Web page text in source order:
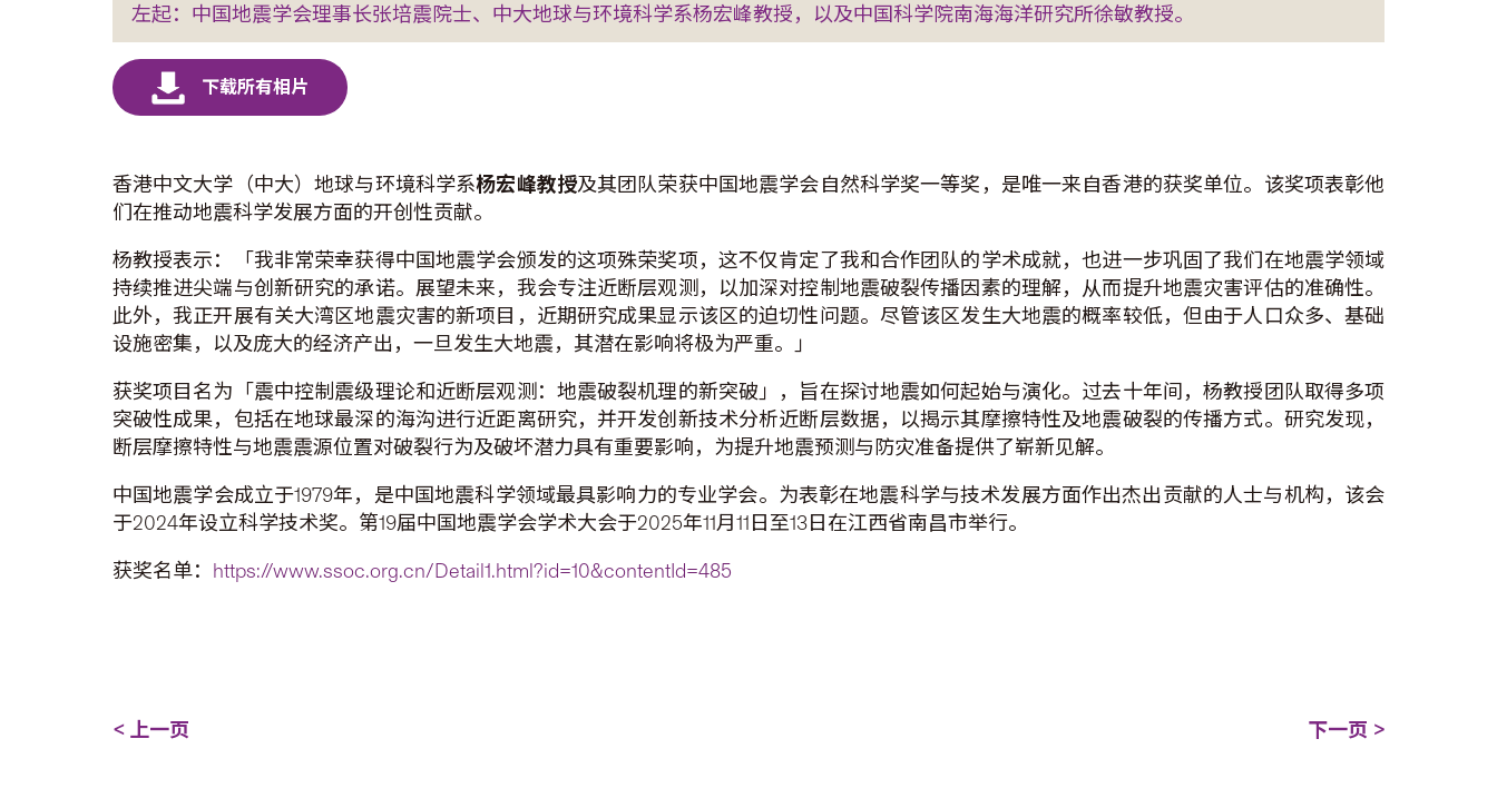
左起：中国地震学会理事长张培震院士、中大地球与环境科学系杨宏峰教授，以及中国科学院南海海洋研究所徐敏教授。
香港中文大学（中大）地球与环境科学系杨宏峰教授及其团队荣获中国地震学会自然科学奖一等奖，是唯一来自香港的获奖单位。该奖项表彰他
们在推动地震科学发展方面的开创性贡献。
杨教授表示：「我非常荣幸获得中国地震学会颁发的这项殊荣奖项，这不仅肯定了我和合作团队的学术成就，也进一步巩固了我们在地震学领域
持续推进尖端与创新研究的承诺。展望未来，我会专注近断层观测，以加深对控制地震破裂传播因素的理解，从而提升地震灾害评估的准确性。
此外，我正开展有关大湾区地震灾害的新项目，近期研究成果显示该区的迫切性问题。尽管该区发生大地震的概率较低，但由于人口众多、基础
设施密集，以及庞大的经济产出，一旦发生大地震，其潜在影响将极为严重。」
获奖项目名为「震中控制震级理论和近断层观测：地震破裂机理的新突破」，旨在探讨地震如何起始与演化。过去十年间，杨教授团队取得多项
突破性成果，包括在地球最深的海沟进行近距离研究，并开发创新技术分析近断层数据，以揭示其摩擦特性及地震破裂的传播方式。研究发现，
断层摩擦特性与地震震源位置对破裂行为及破坏潜力具有重要影响，为提升地震预测与防灾准备提供了崭新见解。
中国地震学会成立于1979年，是中国地震科学领域最具影响力的专业学会。为表彰在地震科学与技术发展方面作出杰出贡献的人士与机构，该会
于2024年设立科学技术奖。第19届中国地震学会学术大会于2025年11月11日至13日在江西省南昌市举行。
获奖名单： https://www.ssoc.org.cn/Detail1.html?id=10&contentId=485
< 上一页 下一页 >